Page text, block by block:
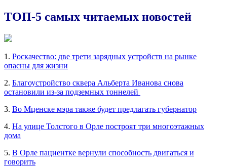
ТОП-5 самых читаемых новостей
1. Роскачество: две трети зарядных устройств на рынке
опасны для жизни
2. Благоустройство сквера Альберта Иванова снова
остановили из-за подземных тоннелей
3. Во Мценске мэра также будет предлагать губернатор
4. На улице Толстого в Орле построят три многоэтажных
дома
5. В Орле пациентке вернули способность двигаться и
говорить